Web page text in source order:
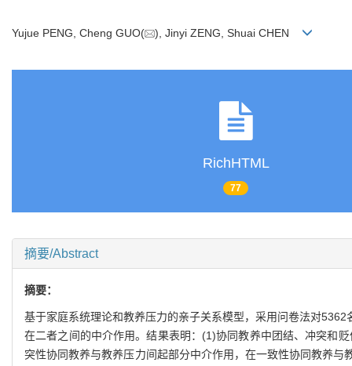
Yujue PENG, Cheng GUO( ), Jinyi ZENG, Shuai CHEN
RichHTML
77
摘要/Abstract
摘要：
基于家庭系统理论和教养压力的亲子关系模型，采用问卷法对
在二者之间的中介作用。结果表明：(1)协同教养中团结、冲突和
突性协同教养与教养压力间起部分中介作用，在一致性协同教养